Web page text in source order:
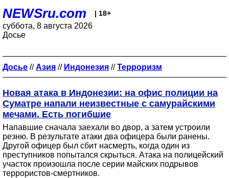
NEWSru.com | 18+
суббота, 8 августа 2026
Досье
Досье //Азия // Индонезия //Терроризм
Новая атака в Индонезии: на офис полиции на
Суматре напали неизвестные с самурайскими
мечами. Есть погибшие
Напавшие сначала заехали во двор, а затем устроили
резню. В результате атаки два офицера были ранены.
Другой офицер был сбит насмерть, когда один из
преступников попытался скрыться. Атака на полицейский
участок произошла после серии майских подрывов
террористов-смертников.